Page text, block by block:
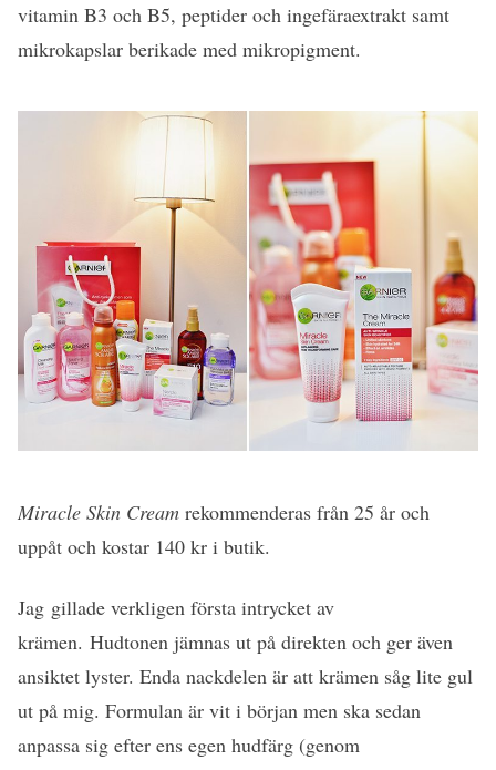
vitamin B3 och B5, peptider och ingefäraextrakt samt
mikrokapslar berikade med mikropigment.
Miracle Skin Cream rekommenderas från 25 år och
uppåt och kostar 140 kr i butik.
Jag gillade verkligen första intrycket av
krämen. Hudtonen jämnas ut på direkten och ger även
ansiktet lyster. Enda nackdelen är att krämen såg lite gul
ut på mig. Formulan är vit i början men ska sedan
anpassa sig efter ens egen hudfärg (genom